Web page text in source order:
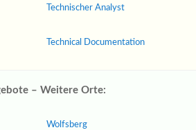
Technischer Analyst
Technical Documentation
– Weitere Orte:
Wolfsberg